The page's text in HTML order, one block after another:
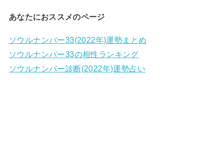
あなたにおススメのページ
ソウルナンバー33(2022年)運勢まとめ
ソウルナンバー33の相性ランキング
ソウルナンバー診断(2022年)運勢占い